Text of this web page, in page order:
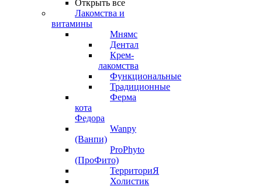
Открыть все
Лакомства и
витамины
Мнямс
Дентал
Крем-
лакомства
Функциональные
Традиционные
Ферма
кота
Федора
Wanpy
(Ванпи)
ProPhyto
(ПроФито)
ТерриториЯ
Холистик